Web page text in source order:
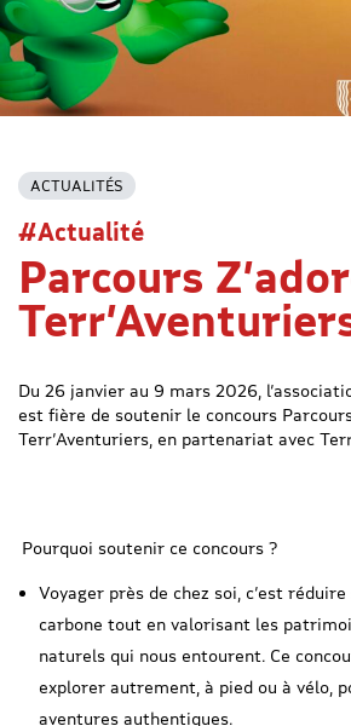
ACTUALITÉS
#Actualité
Parcours
Du 26 janvier au 9 mars 2026,
est fière de soutenir le concours
Terr’Aventuriers, en partenariat avec
Pourquoi soutenir ce concours ?
Voyager près de chez soi, c’est
carbone tout en valorisant les
naturels qui nous entourent. Ce
explorer autrement, à pied ou à vélo,
aventures authentiques.